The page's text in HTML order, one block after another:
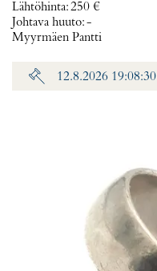
Lähtöhinta:250 €
Johtava huuto:-
Myyrmäen Pantti
12.8.2026 19:08:30